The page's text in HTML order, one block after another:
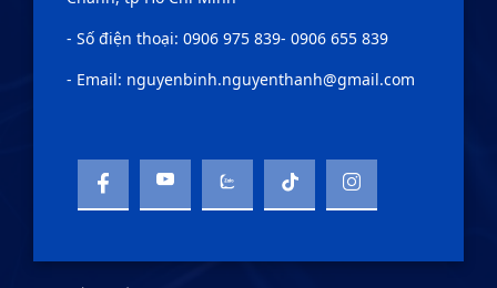
- Số điện thoại: 0906 975 839- 0906 655 839
- Email: nguyenbinh.nguyenthanh@gmail.com